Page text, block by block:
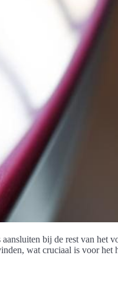
bij de rest van het
wat cruciaal is voor het